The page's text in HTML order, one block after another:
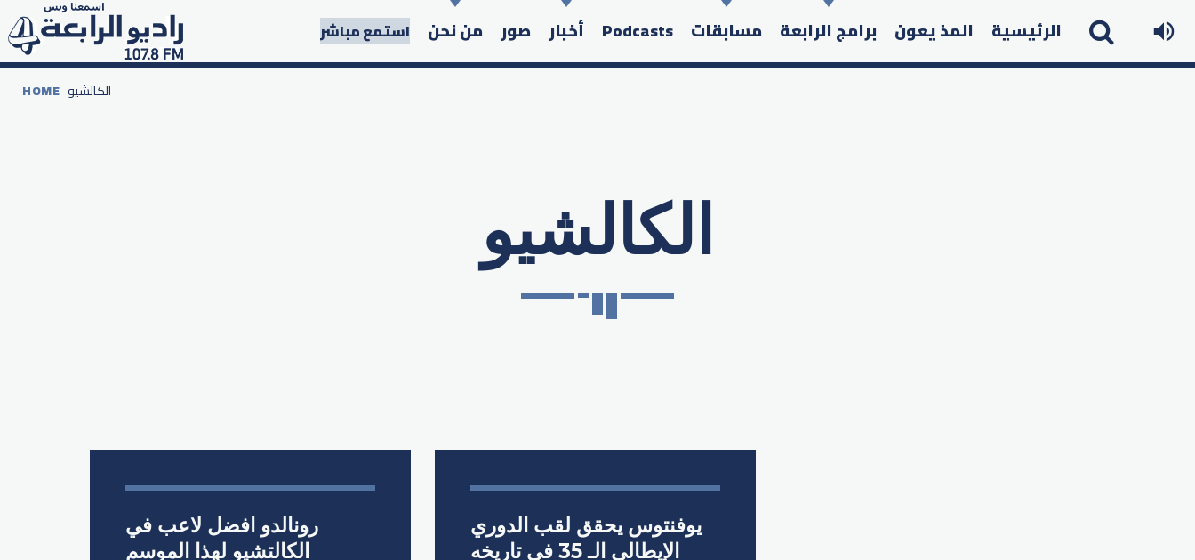
الرئيسية المذ يعون برامج الرابعة مسابقات Podcasts أخبار صور من نحن استمع مباشر
Search in the website:
HOME الكالشيو
الكالشيو
رونالدو افضل لاعب في
الكالتشيو لهذا الموسم
يوفنتوس يحقق لقب الدوري
الإيطالي الـ 35 في تاريخه